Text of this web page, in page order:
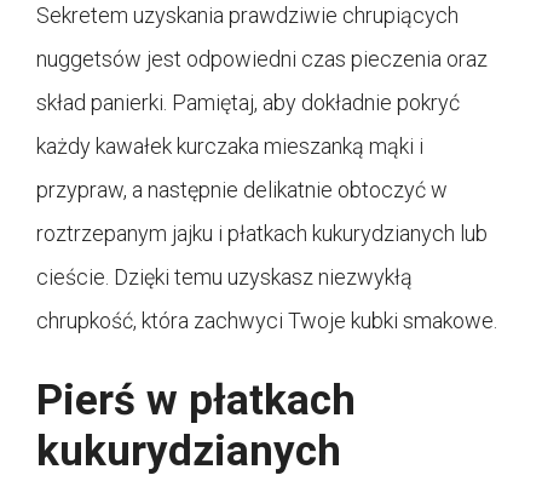
Sekretem uzyskania prawdziwie chrupiących
nuggetsów jest odpowiedni czas pieczenia oraz
skład panierki. Pamiętaj, aby dokładnie pokryć
każdy kawałek kurczaka mieszanką mąki i
przypraw, a następnie delikatnie obtoczyć w
roztrzepanym jajku i płatkach kukurydzianych lub
cieście. Dzięki temu uzyskasz niezwykłą
chrupkość, która zachwyci Twoje kubki smakowe.
Pierś w płatkach
kukurydzianych